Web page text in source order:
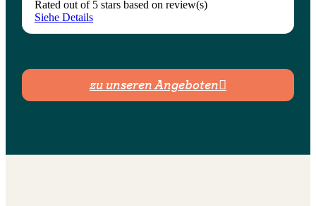
Rated out of 5 stars based on review(s)
Siehe Details
zu unseren Angeboten